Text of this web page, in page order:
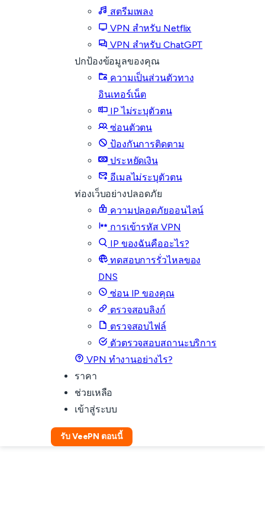
สตรีมเพลง
VPN สำหรับ Netflix
VPN สำหรับ ChatGPT
ปกป้องข้อมูลของคุณ
ความเป็นส่วนตัวทาง
อินเทอร์เน็ต
IP ไม่ระบุตัวตน
ซ่อนตัวตน
ป้องกันการติดตาม
ประหยัดเงิน
อีเมลไม่ระบุตัวตน
ท่องเว็บอย่างปลอดภัย
ความปลอดภัยออนไลน์
การเข้ารหัส VPN
IP ของฉันคืออะไร?
ทดสอบการรั่วไหลของ
DNS
ซ่อน IP ของคุณ
ตรวจสอบลิงก์
ตรวจสอบไฟล์
ตัวตรวจสอบสถานะบริการ
VPN ทำงานอย่างไร?
ราคา
ช่วยเหลือ
เข้าสู่ระบบ
รับ VeePN ตอนนี้